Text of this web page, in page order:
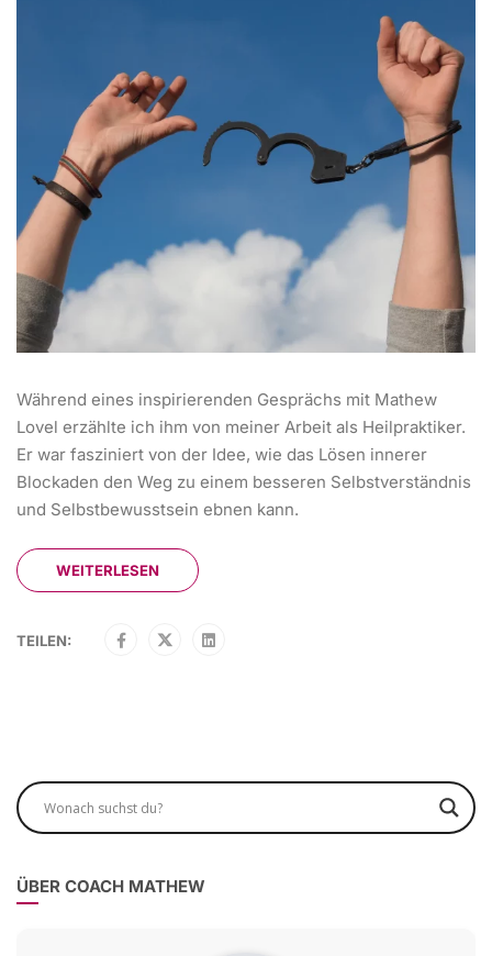
Während eines inspirierenden Gesprächs mit Mathew
Lovel erzählte ich ihm von meiner Arbeit als Heilpraktiker.
Er war fasziniert von der Idee, wie das Lösen innerer
Blockaden den Weg zu einem besseren Selbstverständnis
und Selbstbewusstsein ebnen kann.
WEITERLESEN
TEILEN:
ÜBER COACH MATHEW